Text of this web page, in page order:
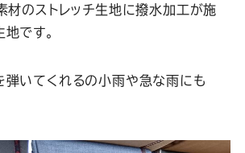
のストレッチ生地に撥水加工が施
です。
弾いてくれるの小雨や急な雨にも